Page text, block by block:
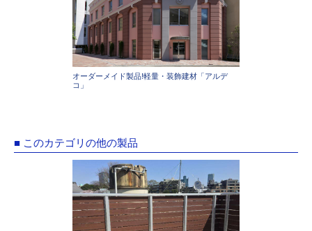
オーダーメイド製品!軽量・装飾建材「アルデ
コ」
■ このカテゴリの他の製品